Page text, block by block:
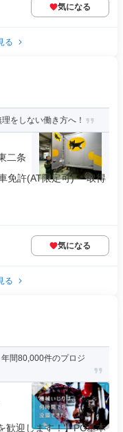
気になる
る
をしない働き方へ！
二条
免許(AT限定可) ＊取得
気になる
る
間80,000件のプロジ
歓迎します！】PC基本